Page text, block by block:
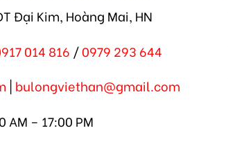
Đại Kim, Hoàng Mai, HN
014 816 /0979 293 644
bulongviethan@gmail.com
AM – 17:00 PM